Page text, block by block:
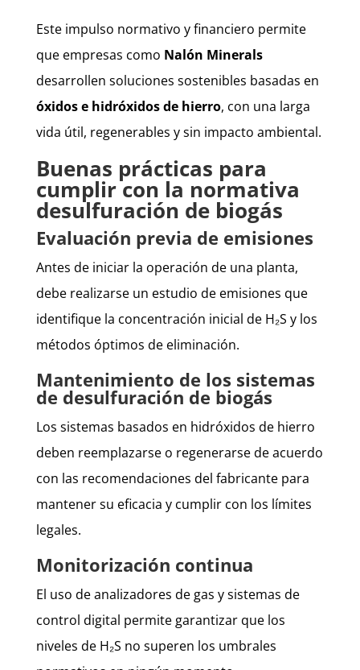
Este impulso normativo y financiero permite
que empresas como Nalón Minerals
desarrollen soluciones sostenibles basadas en
óxidos e hidróxidos de hierro, con una larga
vida útil, regenerables y sin impacto ambiental.
Buenas prácticas para
cumplir con la normativa
desulfuración de biogás
Evaluación previa de emisiones
Antes de iniciar la operación de una planta,
debe realizarse un estudio de emisiones que
identifique la concentración inicial de H₂S y los
métodos óptimos de eliminación.
Mantenimiento de los sistemas
de desulfuración de biogás
Los sistemas basados en hidróxidos de hierro
deben reemplazarse o regenerarse de acuerdo
con las recomendaciones del fabricante para
mantener su eficacia y cumplir con los límites
legales.
Monitorización continua
El uso de analizadores de gas y sistemas de
control digital permite garantizar que los
niveles de H₂S no superen los umbrales